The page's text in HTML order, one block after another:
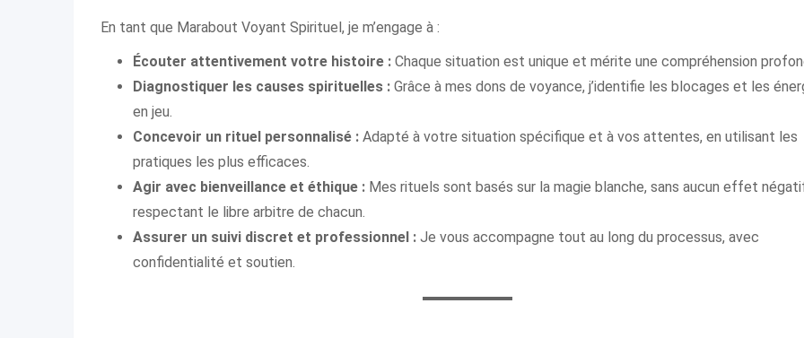
En tant que Marabout Voyant Spirituel, je m’engage à :
Écouter attentivement votre histoire : Chaque situation est unique et mérite une compréhension
Diagnostiquer les causes spirituelles : Grâce à mes dons de voyance, j’identifie les blocages et les
en jeu.
Concevoir un rituel personnalisé : Adapté à votre situation spécifique et à vos attentes, en utilisant les
pratiques les plus efficaces.
Agir avec bienveillance et éthique : Mes rituels sont basés sur la magie blanche, sans aucun effet
respectant le libre arbitre de chacun.
Assurer un suivi discret et professionnel : Je vous accompagne tout au long du processus, avec
confidentialité et soutien.